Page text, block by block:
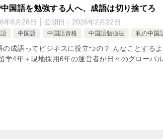
国語を勉強する人へ、成語は切り捨てろ
年6月28日 公開日： 2026年2月22日
中国語 中国語資格 中国語勉強法 私の中国
の成語ってビジネスに役立つの？ んなことする
学4年＋現地採用6年の運営者が日々のグロー